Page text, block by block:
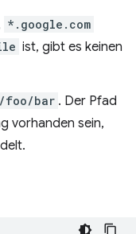
*.google.com
ist, gibt es keinen
/foo/bar . Der Pfad
vorhanden sein,